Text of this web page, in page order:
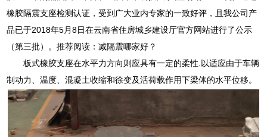
橡胶隔震支座检测认证，受到广大业内专家的一致好评，且我公司产
品已于2018年5月8日在云南省住房城乡建设厅官方网站进行了公示
（第三批）。推荐阅读：减隔震哪家好？
板式橡胶支座在水平力方向则应具有一定的柔性.以适应由于车辆
制动力、温度、混凝土收缩和徐变及活荷载作用下梁体的水平位移。